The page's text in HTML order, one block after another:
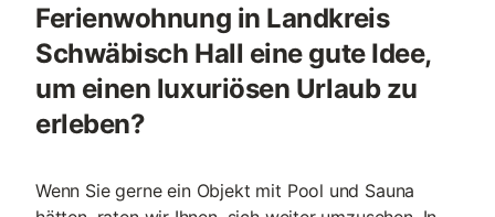
Ferienwohnung in Landkreis
Schwäbisch Hall eine gute Idee,
um einen luxuriösen Urlaub zu
erleben?
Wenn Sie gerne ein Objekt mit Pool und Sauna